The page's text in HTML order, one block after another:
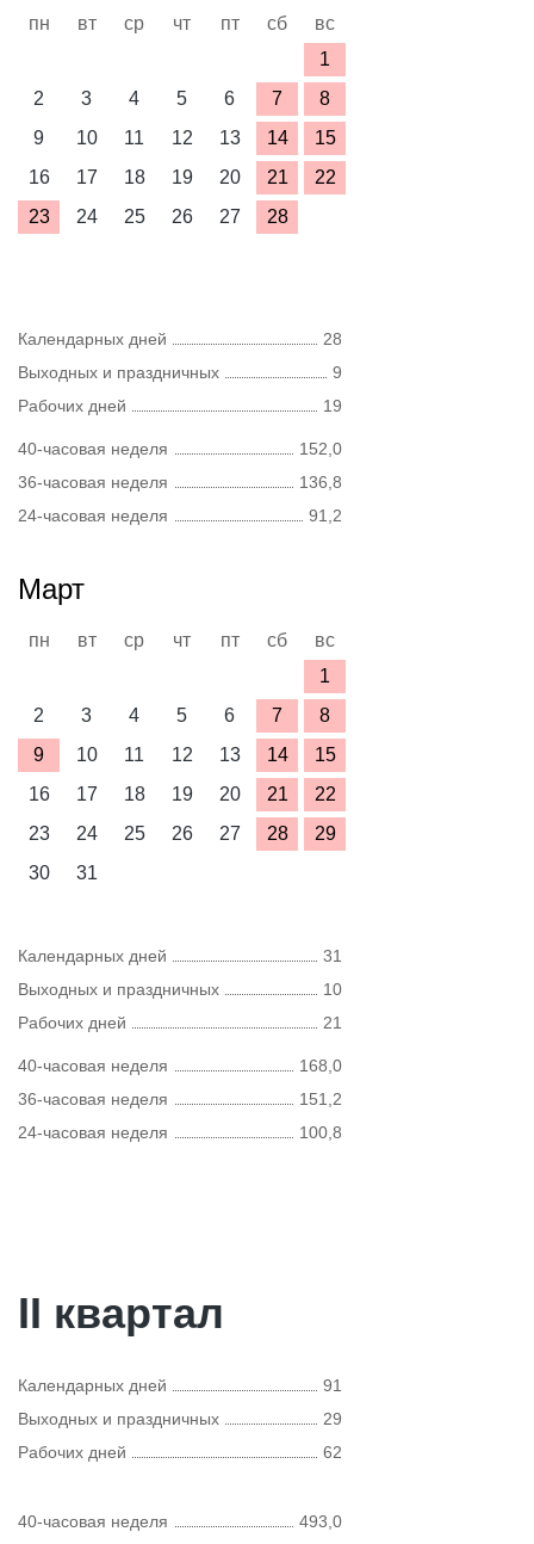
пн вт ср чт пт сб
вс
1
2
3 4 5 6 7
8
9
10 11 12 13 14
15
16
17 18 19 20 21
22
23
24 25 26 27 28
Календарных дней
28
Выходных и праздничных
9
Рабочих дней
19
40-часовая неделя
152,0
36-часовая неделя
136,8
24-часовая неделя
91,2
Март
пн вт ср чт пт сб
вс
1
2
3 4 5 6 7
8
9
10 11 12 13 14
15
16
17 18 19 20 21
22
23
24 25 26 27 28
29
30
31
Календарных дней
31
Выходных и праздничных
10
Рабочих дней
21
40-часовая неделя
168,0
36-часовая неделя
151,2
24-часовая неделя
100,8
II квартал
Календарных дней
91
Выходных и праздничных
29
Рабочих дней
62
40-часовая неделя
493,0